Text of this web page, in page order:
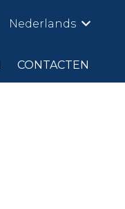
Nederlands
CONTACTEN